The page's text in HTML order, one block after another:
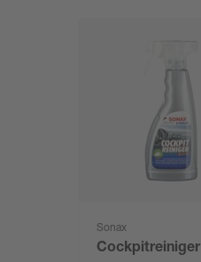
Sonax
Cockpitreiniger